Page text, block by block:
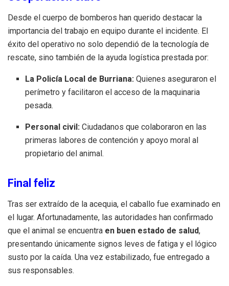
Desde el cuerpo de bomberos han querido destacar la
importancia del trabajo en equipo durante el incidente. El
éxito del operativo no solo dependió de la tecnología de
rescate, sino también de la ayuda logística prestada por:
La Policía Local de Burriana: Quienes aseguraron el
perímetro y facilitaron el acceso de la maquinaria
pesada.
Personal civil: Ciudadanos que colaboraron en las
primeras labores de contención y apoyo moral al
propietario del animal.
Final feliz
Tras ser extraído de la acequia, el caballo fue examinado en
el lugar. Afortunadamente, las autoridades han confirmado
que el animal se encuentra en buen estado de salud,
presentando únicamente signos leves de fatiga y el lógico
susto por la caída. Una vez estabilizado, fue entregado a
sus responsables.